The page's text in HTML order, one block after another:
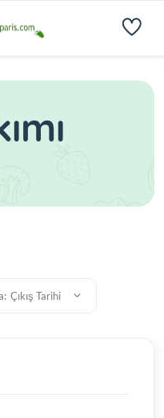
Çıkış Tarihi